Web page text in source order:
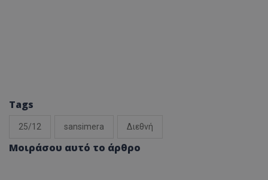
Tags
25/12 sansimera Διεθνή
Μοιράσου αυτό το άρθρο